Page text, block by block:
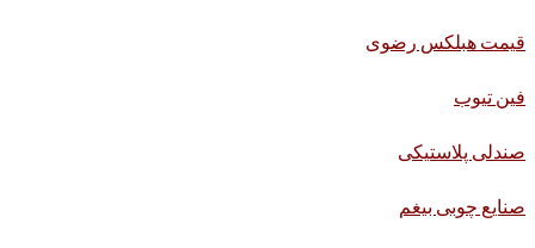
قیمت هبلکس رضوی
فین تیوب
صندلی پلاستیکی
صنایع چوبی بیغم